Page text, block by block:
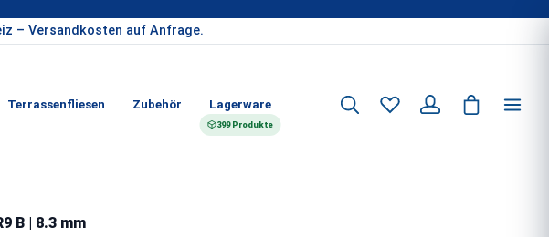
– Versandkosten auf Anfrage.
Terrassenfliesen Zubehör Lagerware
399 Produkte
B | 8.3 mm